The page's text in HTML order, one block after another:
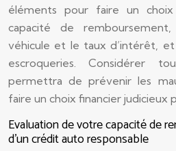
éléments pour faire un
capacité de
véhicule et le taux d’intérêt,
escroqueries. Considérer
permettra de prévenir les
faire un choix financier
Evaluation de votre capacité de
d’un crédit auto responsable